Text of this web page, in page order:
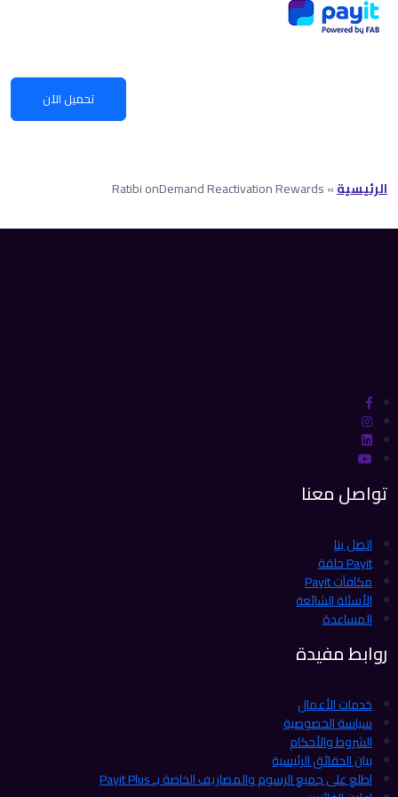
تحميل الآن
الرئيسية»
Ratibi onDemand Reactivation Rewards
تواصل معنا
اتصل بنا
Payit حلقة
مكافآت Payit
الأسئلة الشائعة
المساعدة
روابط مفيدة
خدمات الأعمال
سياسة الخصوصية
الشروط والأحكام
بيان الحقائق الرئيسية
اطلع على جميع الرسوم والمصاريف الخاصة بـ Payit Plus